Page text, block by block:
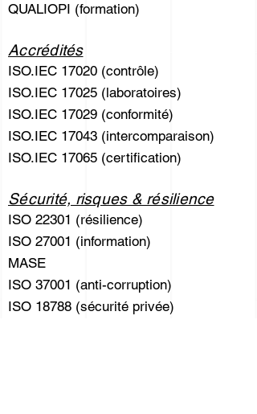
QUALIOPI (formation)
Accrédités
ISO.IEC 17020 (contrôle)
ISO.IEC 17025 (laboratoires)
ISO.IEC 17029 (conformité)
ISO.IEC 17043 (intercomparaison)
ISO.IEC 17065 (certification)
Sécurité, risques & résilience
ISO 22301 (résilience)
ISO 27001 (information)
MASE
ISO 37001 (anti-corruption)
ISO 18788 (sécurité privée)